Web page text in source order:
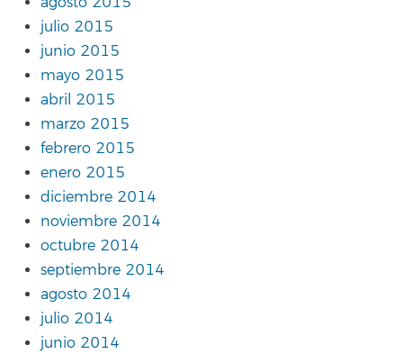
julio 2015
junio 2015
mayo 2015
abril 2015
marzo 2015
febrero 2015
enero 2015
diciembre 2014
noviembre 2014
octubre 2014
septiembre 2014
agosto 2014
julio 2014
junio 2014